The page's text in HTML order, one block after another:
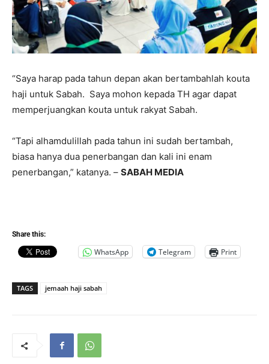
“Saya harap pada tahun depan akan bertambahlah kouta
haji untuk Sabah. Saya mohon kepada TH agar dapat
memperjuangkan kouta untuk rakyat Sabah.
“Tapi alhamdulillah pada tahun ini sudah bertambah,
biasa hanya dua penerbangan dan kali ini enam
penerbangan,” katanya. – SABAH MEDIA
Share this:
WhatsApp Telegram Print
TAGS jemaah haji sabah